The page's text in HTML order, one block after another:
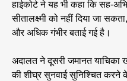
हाईकोर्ट ने यह भी कहा कि सह-
सीतालक्ष्मी को नहीं दिया जा
और अधिक गंभीर बताई गई है।
अदालत ने दूसरी जमानत याचिका
की शीघ्र सुनवाई सुनिश्चित करने के